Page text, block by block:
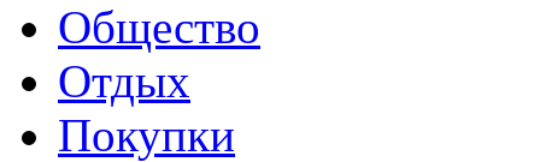
Общество
Отдых
Покупки